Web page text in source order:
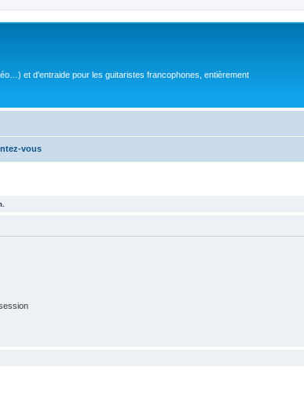
et d'entraide pour les guitaristes francophones, entièrement
vous